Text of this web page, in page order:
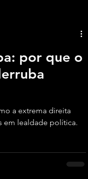
por que o
a extrema direita
em lealdade política.